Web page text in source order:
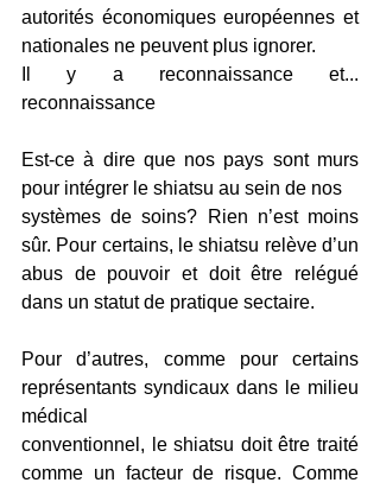
autorités économiques européennes et
nationales ne peuvent plus ignorer.
Il y a reconnaissance et...
reconnaissance
Est-ce à dire que nos pays sont murs
pour intégrer le shiatsu au sein de nos
systèmes de soins? Rien n’est moins
sûr. Pour certains, le shiatsu relève d’un
abus de pouvoir et doit être relégué
dans un statut de pratique sectaire.
Pour d’autres, comme pour certains
représentants syndicaux dans le milieu
médical
conventionnel, le shiatsu doit être traité
comme un facteur de risque. Comme